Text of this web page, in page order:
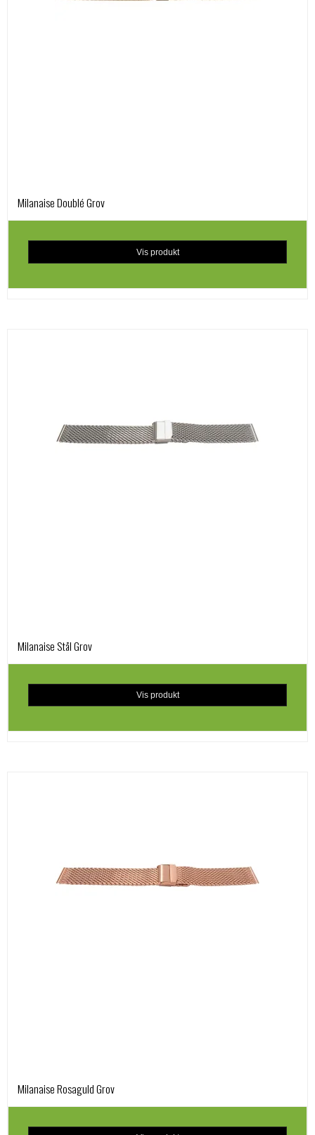
Milanaise Doublé Grov
Vis produkt
Milanaise Stål Grov
Vis produkt
Milanaise Rosaguld Grov